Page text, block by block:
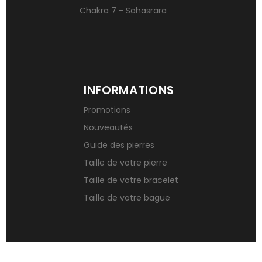
Chakra 7 - Sahasrara
INFORMATIONS
Promotions
Nouveautés
Guide des pierres
Taille de votre pierre
Taille de votre bracelet
Taille de votre bague